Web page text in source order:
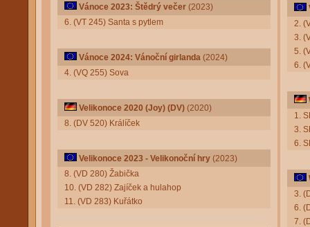
Vánoce 2023: Štědrý večer (2023)
6. (VT 245) Santa s pytlem
Vánoce 2024: Vánoční girlanda (2024)
4. (VQ 255) Sova
Velikonoce 2020 (Joy) (DV) (2020)
8. (DV 520) Králíček
Velikonoce 2023 - Velikonoční hry (2023)
8. (VD 280) Žabička
10. (VD 282) Zajíček a hulahop
11. (VD 283) Kuřátko
2.
3.
5.
6.
1.
3.
6.
3.
6.
7.